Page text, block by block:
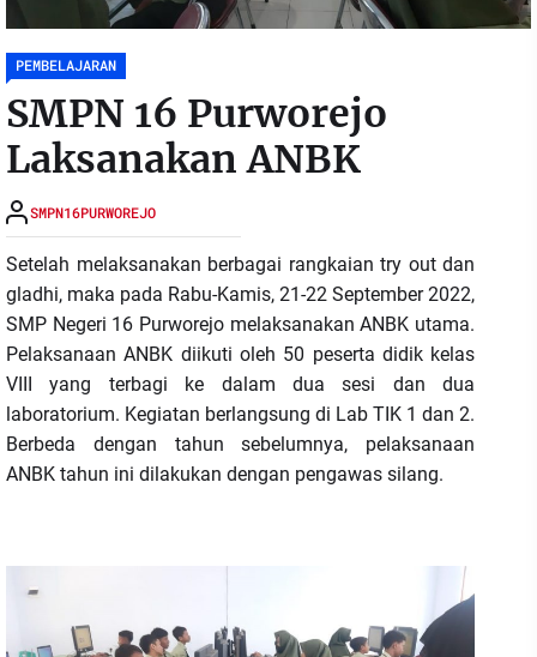
PEMBELAJARAN
SMPN 16 Purworejo
Laksanakan ANBK
SMPN16PURWOREJO
Setelah melaksanakan berbagai rangkaian try out dan
gladhi, maka pada Rabu-Kamis, 21-22 September 2022,
SMP Negeri 16 Purworejo melaksanakan ANBK utama.
Pelaksanaan ANBK diikuti oleh 50 peserta didik kelas
VIII yang terbagi ke dalam dua sesi dan dua
laboratorium. Kegiatan berlangsung di Lab TIK 1 dan 2.
Berbeda dengan tahun sebelumnya, pelaksanaan
ANBK tahun ini dilakukan dengan pengawas silang.